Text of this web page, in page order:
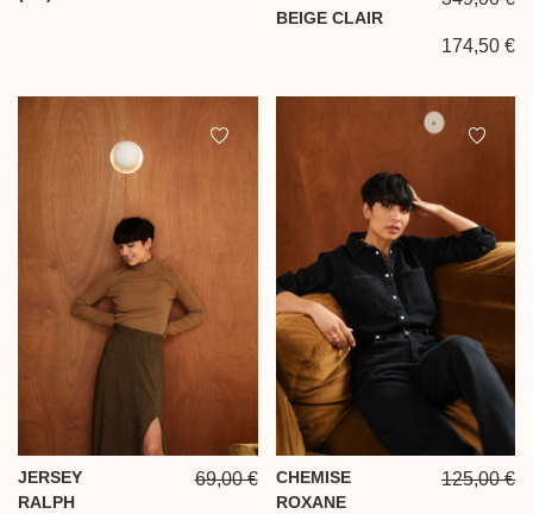
BEIGE CLAIR
174,50 €
JERSEY
RALPH
69,00 €
CHEMISE
ROXANE
125,00 €